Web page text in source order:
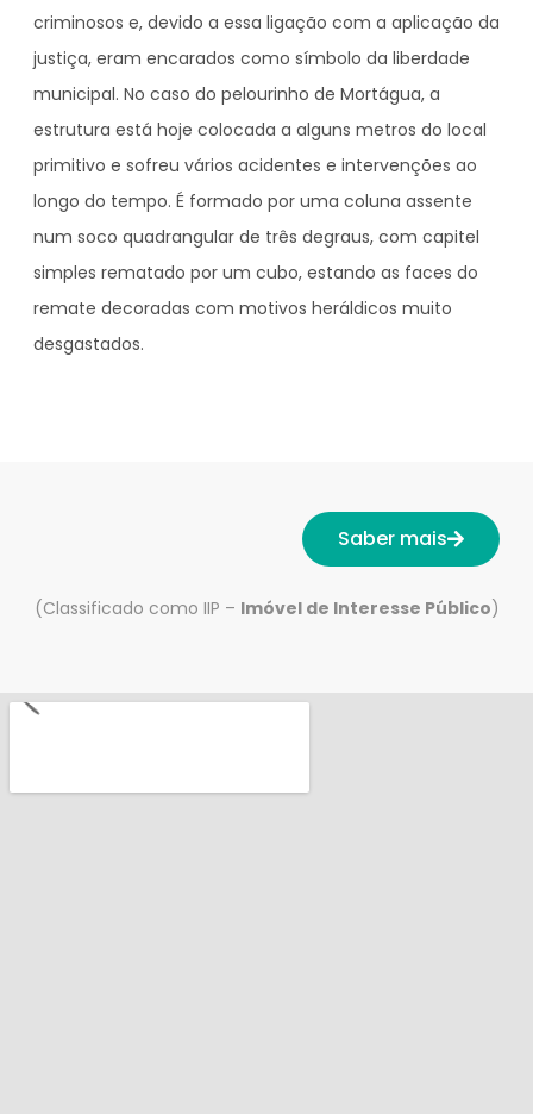
criminosos e, devido a essa ligação com a aplicação da
justiça, eram encarados como símbolo da liberdade
municipal. No caso do pelourinho de Mortágua, a
estrutura está hoje colocada a alguns metros do local
primitivo e sofreu vários acidentes e intervenções ao
longo do tempo. É formado por uma coluna assente
num soco quadrangular de três degraus, com capitel
simples rematado por um cubo, estando as faces do
remate decoradas com motivos heráldicos muito
desgastados.
Saber mais
(Classificado como IIP – Imóvel de Interesse Público)